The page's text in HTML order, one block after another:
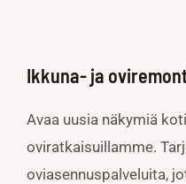
Ikkuna- ja
Avaa uusia näkymiä
oviratkaisuillamme.
oviasennuspalveluita,